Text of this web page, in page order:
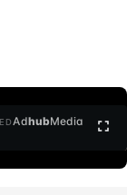
AdhubMedia